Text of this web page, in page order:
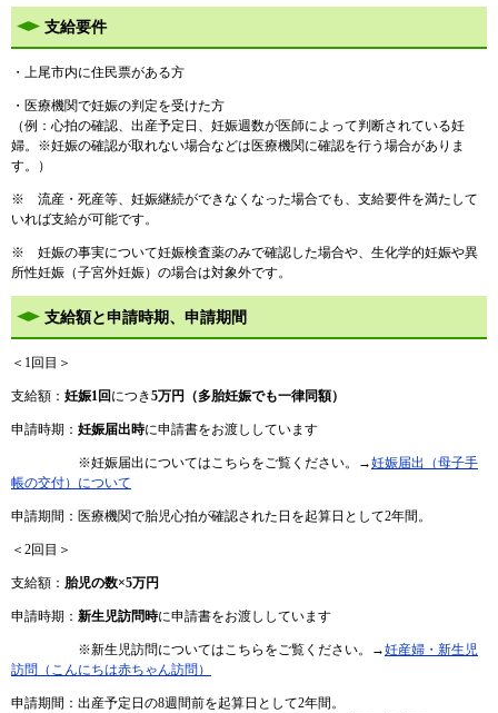
支給要件
・上尾市内に住民票がある方
・医療機関で妊娠の判定を受けた方
（例：心拍の確認、出産予定日、妊娠週数が医師によって判断されている妊
婦。※妊娠の確認が取れない場合などは医療機関に確認を行う場合がありま
す。）
※ 流産・死産等、妊娠継続ができなくなった場合でも、支給要件を満たして
いれば支給が可能です。
※ 妊娠の事実について妊娠検査薬のみで確認した場合や、生化学的妊娠や異
所性妊娠（子宮外妊娠）の場合は対象外です。​
支給額と申請時期、申請期間
＜1回目＞
支給額： 妊娠1回 につき5万円（多胎妊娠でも一律同額）
申請時期： 妊娠届出時に申請書をお渡ししています
※妊娠届出についてはこちらをご覧ください。→妊娠届出（母子手
帳の交付）について
​​申請期間：医療機関で胎児心拍が確認された日を起算日として2年間。
＜2回目＞
支給額： 胎児の数×5万円
申請時期 ： 新生児訪問時に申請書をお渡ししています
※新生児訪問についてはこちらをご覧ください。→妊産婦・新生児
訪問（こんにちは赤ちゃん訪問）​
​​申請期間：出産予定日の8週間前を起算日として2年間。